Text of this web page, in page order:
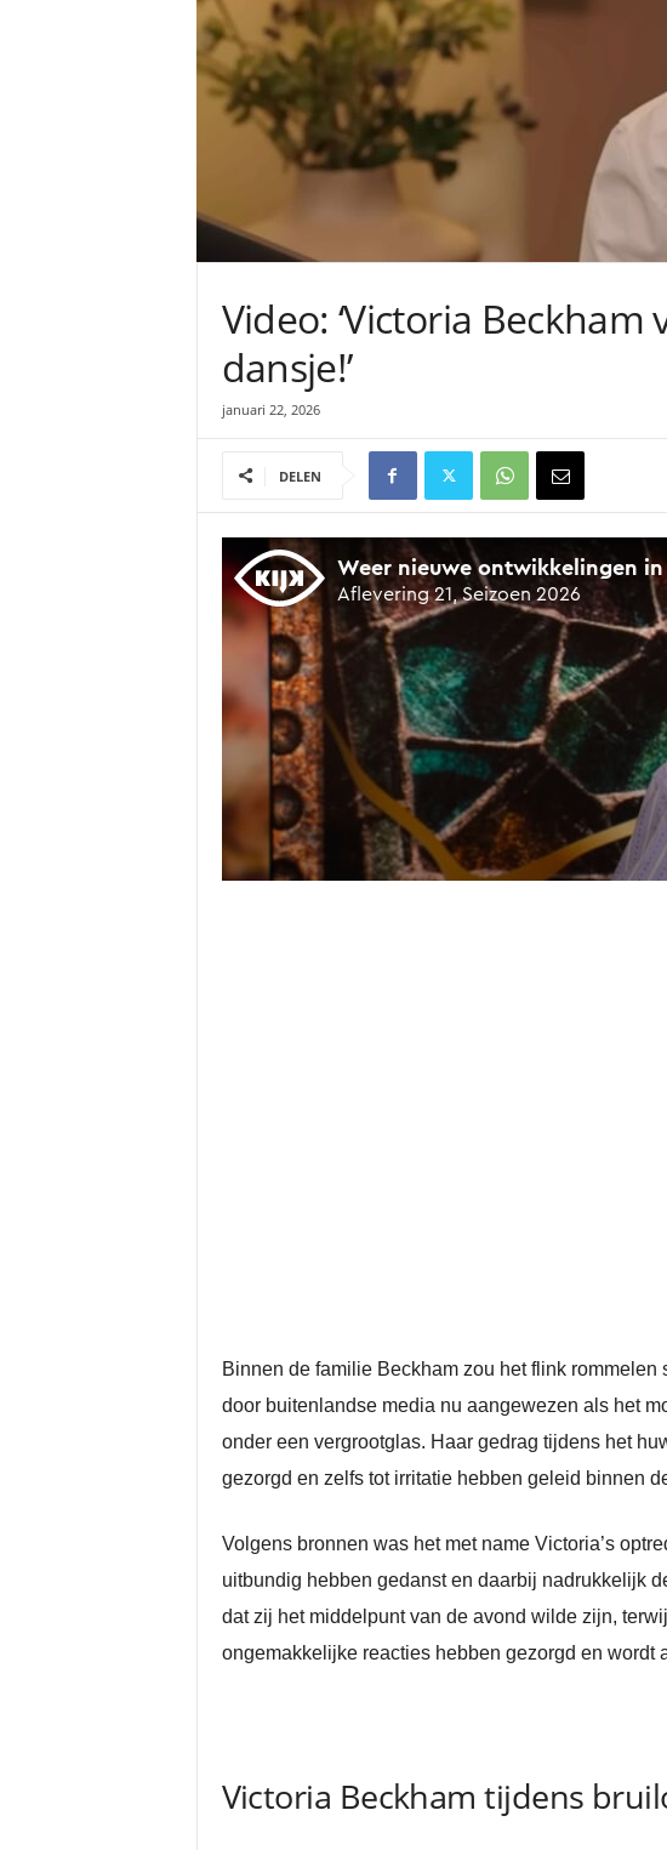
Video: ‘Victoria
dansje!’
januari 22, 2026
DELEN
Binnen de familie Beckham zou het flink
door buitenlandse media nu aangewezen als het
onder een vergrootglas. Haar gedrag tijdens het
gezorgd en zelfs tot irritatie hebben geleid binnen
Volgens bronnen was het met name Victoria’s
uitbundig hebben gedanst en daarbij nadrukkelijk
dat zij het middelpunt van de avond wilde zijn,
ongemakkelijke reacties hebben gezorgd en wordt
Victoria Beckham tijdens